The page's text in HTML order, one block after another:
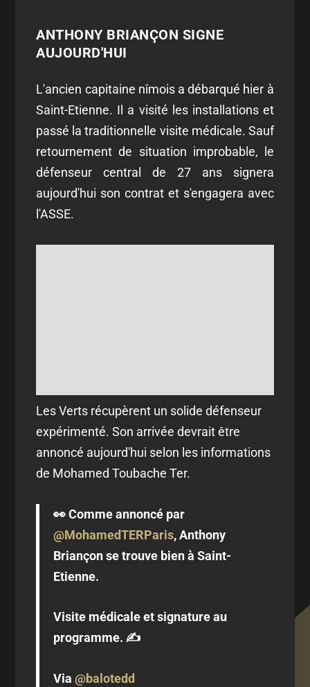
ANTHONY BRIANÇON SIGNE
AUJOURD'HUI
L'ancien capitaine nîmois a débarqué hier à
Saint-Etienne. Il a visité les installations et
passé la traditionnelle visite médicale. Sauf
retournement de situation improbable, le
défenseur central de 27 ans signera
aujourd'hui son contrat et s'engagera avec
l'ASSE.
Les Verts récupèrent un solide défenseur
expérimenté. Son arrivée devrait être
annoncé aujourd'hui selon les informations
de Mohamed Toubache Ter.
👀 Comme annoncé par
@MohamedTERParis, Anthony
Briançon se trouve bien à Saint-
Etienne.
Visite médicale et signature au
programme. ✍️
Via@balotedd